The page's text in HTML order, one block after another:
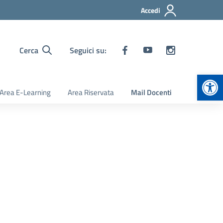
Accedi
Cerca Seguici su:
Area E-Learning Area Riservata Mail Docenti